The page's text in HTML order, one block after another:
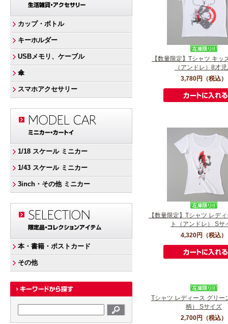
カップ・ボトル
キーホルダー
USBメモリ、ケーブル
傘
スマホアクセサリー
1/18 スケール ミニカー
1/43 スケール ミニカー
3inch・その他 ミニカー
本・書籍・ポストカード
その他
【数量限定】Tシャツ キッ
（アンドレ）8才
3,780円
（税込）
【数量限定】Tシャツ レデ
ト（アンドレ） Sサ
4,320円
（税込）
Tシャツ レディース グリー
柄） Sサイズ
2,700円
（税込）